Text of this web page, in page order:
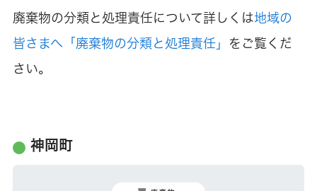
廃棄物の分類と処理責任について詳しくは地域の
皆さまへ「廃棄物の分類と処理責任」
をご覧くだ
さい。
神岡町